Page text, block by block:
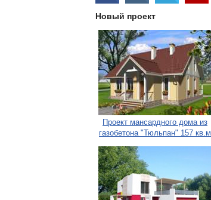
Новый проект
Проект мансардного дома из
газобетона "Тюльпан" 157 кв.м